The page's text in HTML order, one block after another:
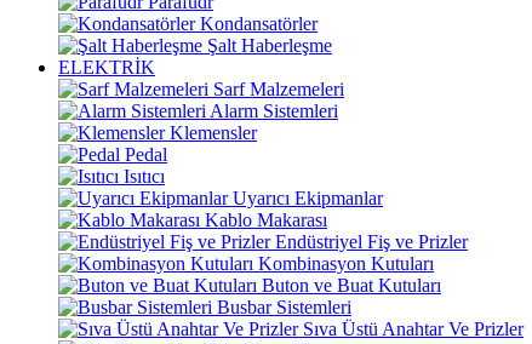
Kondansatörler
Şalt Haberleşme
ELEKTRİK
Sarf Malzemeleri
Alarm Sistemleri
Klemensler
Pedal
Isıtıcı
Uyarıcı Ekipmanlar
Kablo Makarası
Endüstriyel Fiş ve Prizler
Kombinasyon Kutuları
Buton ve Buat Kutuları
Busbar Sistemleri
Sıva Üstü Anahtar Ve Prizler